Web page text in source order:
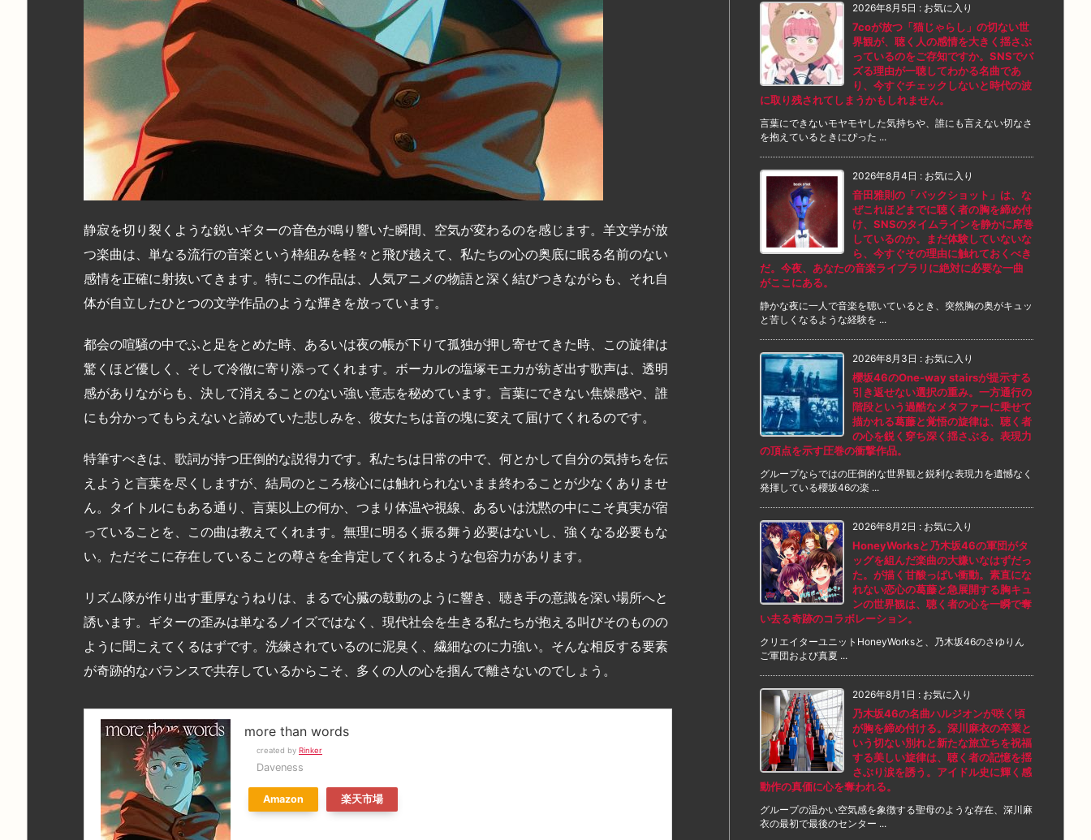
静寂を切り裂くような鋭いギターの音色が鳴り響いた瞬間、空気が変わるのを感じます。羊文学が放
つ楽曲は、単なる流行の音楽という枠組みを軽々と飛び越えて、私たちの心の奥底に眠る名前のない
感情を正確に射抜いてきます。特にこの作品は、人気アニメの物語と深く結びつきながらも、それ自
体が自立したひとつの文学作品のような輝きを放っています。
都会の喧騒の中でふと足をとめた時、あるいは夜の帳が下りて孤独が押し寄せてきた時、この旋律は
驚くほど優しく、そして冷徹に寄り添ってくれます。ボーカルの塩塚モエカが紡ぎ出す歌声は、透明
感がありながらも、決して消えることのない強い意志を秘めています。言葉にできない焦燥感や、誰
にも分かってもらえないと諦めていた悲しみを、彼女たちは音の塊に変えて届けてくれるのです。
特筆すべきは、歌詞が持つ圧倒的な説得力です。私たちは日常の中で、何とかして自分の気持ちを伝
えようと言葉を尽くしますが、結局のところ核心には触れられないまま終わることが少なくありませ
ん。タイトルにもある通り、言葉以上の何か、つまり体温や視線、あるいは沈黙の中にこそ真実が宿
っていることを、この曲は教えてくれます。無理に明るく振る舞う必要はないし、強くなる必要もな
い。ただそこに存在していることの尊さを全肯定してくれるような包容力があります。
リズム隊が作り出す重厚なうねりは、まるで心臓の鼓動のように響き、聴き手の意識を深い場所へと
誘います。ギターの歪みは単なるノイズではなく、現代社会を生きる私たちが抱える叫びそのものの
ように聞こえてくるはずです。洗練されているのに泥臭く、繊細なのに力強い。そんな相反する要素
が奇跡的なバランスで共存しているからこそ、多くの人の心を掴んで離さないのでしょう。
more than words
created by Rinker
Daveness
Amazon 楽天市場
2026年8月5日 : お気に入り
7coが放つ「猫じゃらし」の切ない世
界観が、聴く人の感情を大きく揺さぶ
っているのをご存知ですか。SNSでバ
ズる理由が一聴してわかる名曲であ
り、今すぐチェックしないと時代の波
に取り残されてしまうかもしれません。
言葉にできないモヤモヤした気持ちや、誰にも言えない切なさ
を抱えているときにぴった ...
2026年8月4日 : お気に入り
音田雅則の「バックショット」は、な
ぜこれほどまでに聴く者の胸を締め付
け、SNSのタイムラインを静かに席巻
しているのか。まだ体験していないな
ら、今すぐその理由に触れておくべき
だ。今夜、あなたの音楽ライブラリに絶対に必要な一曲
がここにある。
静かな夜に一人で音楽を聴いているとき、突然胸の奥がキュッ
と苦しくなるような経験を ...
2026年8月3日 : お気に入り
櫻坂46のOne-way stairsが提示する
引き返せない選択の重み。一方通行の
階段という過酷なメタファーに乗せて
描かれる葛藤と覚悟の旋律は、聴く者
の心を鋭く穿ち深く揺さぶる。表現力
の頂点を示す圧巻の衝撃作品。
グループならではの圧倒的な世界観と鋭利な表現力を遺憾なく
発揮している櫻坂46の楽 ...
2026年8月2日 : お気に入り
HoneyWorksと乃木坂46の軍団がタ
ッグを組んだ楽曲の大嫌いなはずだっ
た。が描く甘酸っぱい衝動。素直にな
れない恋心の葛藤と急展開する胸キュ
ンの世界観は、聴く者の心を一瞬で奪
い去る奇跡のコラボレーション。
クリエイターユニットHoneyWorksと、乃木坂46のさゆりん
ご軍団および真夏 ...
2026年8月1日 : お気に入り
乃木坂46の名曲ハルジオンが咲く頃
が胸を締め付ける。深川麻衣の卒業と
いう切ない別れと新たな旅立ちを祝福
する美しい旋律は、聴く者の記憶を揺
さぶり涙を誘う。アイドル史に輝く感
動作の真価に心を奪われる。
グループの温かい空気感を象徴する聖母のような存在、深川麻
衣の最初で最後のセンター ...